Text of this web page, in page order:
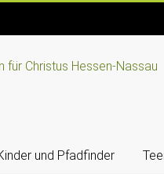
und Pfadfinder